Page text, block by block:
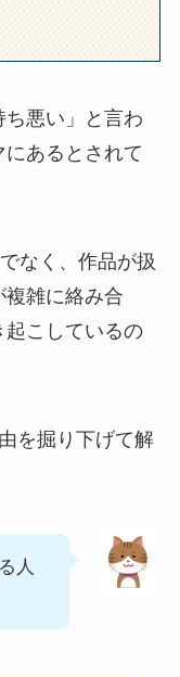
ち悪い」と言わ
あるとされて
なく、作品が扱
複雑に絡み合
起こしているの
を掘り下げて解
人